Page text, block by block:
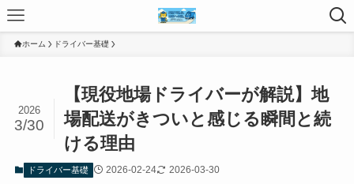
ホーム ドライバー基礎
【現役地場ドライバーが解説】地
場配送がきついと感じる瞬間と続
ける理由
2026
3/30
ドライバー基礎 2026-02-24 2026-03-30